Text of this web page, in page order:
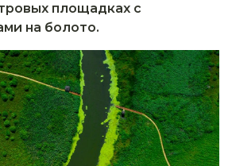
площадках с
на болото.